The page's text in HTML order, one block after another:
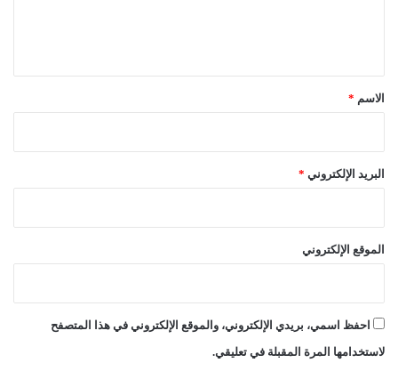
*الاسم *
البريد الإلكتروني *
الموقع الإلكتروني
احفظ اسمي، بريدي الإلكتروني، والموقع الإلكتروني في هذا المتصفح
لاستخدامها المرة المقبلة في تعليقي.